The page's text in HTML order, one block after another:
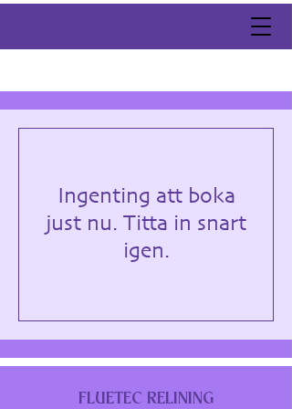
Ingenting att boka
just nu. Titta in snart
igen.
FLUETEC RELINING